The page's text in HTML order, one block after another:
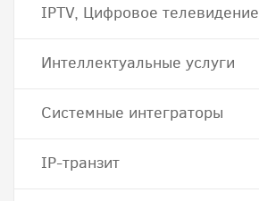
IPTV, Цифровое телевидение
Интеллектуальные услуги
Системные интеграторы
IP-транзит